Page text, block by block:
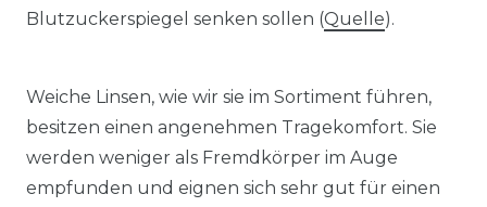
Blutzuckerspiegel senken sollen (Quelle).
Weiche Linsen, wie wir sie im Sortiment führen,
besitzen einen angenehmen Tragekomfort. Sie
werden weniger als Fremdkörper im Auge
empfunden und eignen sich sehr gut für einen